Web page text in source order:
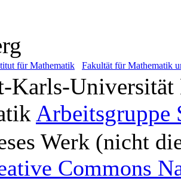
für Mathematik Fakultät für Mathematik
Karls-Universität
Arbeitsgruppe
Werk (nicht
Commons